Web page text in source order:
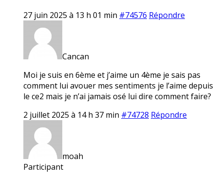
27 juin 2025 à 13 h 01 min #74576 Répondre
Cancan
Moi je suis en 6ème et j’aime un 4ème je sais pas
comment lui avouer mes sentiments je l’aime depuis
le ce2 mais je n’ai jamais osé lui dire comment faire?
2 juillet 2025 à 14 h 37 min #74728 Répondre
moah
Participant